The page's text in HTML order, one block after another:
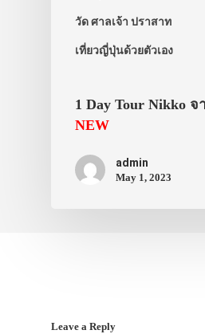
วัด ศาลเจ้า ปราสาท
เที่ยวญี่ปุ่นด้วยตัวเอง
1 Day Tour Nikko จ
NEW
admin
May 1, 2023
Leave a Reply